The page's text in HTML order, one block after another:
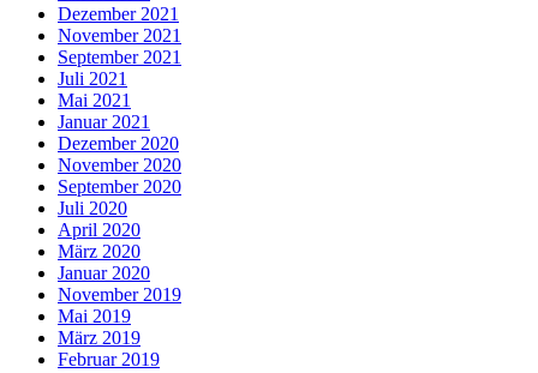
Dezember 2021
November 2021
September 2021
Juli 2021
Mai 2021
Januar 2021
Dezember 2020
November 2020
September 2020
Juli 2020
April 2020
März 2020
Januar 2020
November 2019
Mai 2019
März 2019
Februar 2019